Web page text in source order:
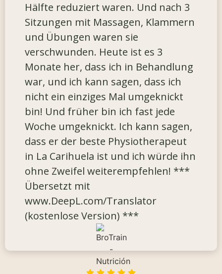
Hälfte reduziert waren. Und nach 3
Sitzungen mit Massagen, Klammern
und Übungen waren sie
verschwunden. Heute ist es 3
Monate her, dass ich in Behandlung
war, und ich kann sagen, dass ich
nicht ein einziges Mal umgeknickt
bin! Und früher bin ich fast jede
Woche umgeknickt. Ich kann sagen,
dass er der beste Physiotherapeut
in La Carihuela ist und ich würde ihn
ohne Zweifel weiterempfehlen! ***
Übersetzt mit
www.DeepL.com/Translator
(kostenlose Version) ***